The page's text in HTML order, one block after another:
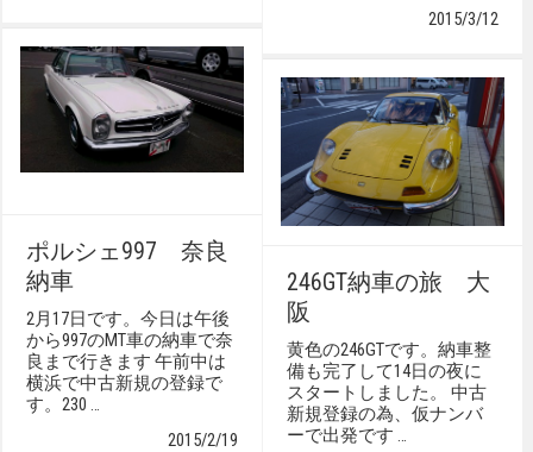
2015/3/12
ポルシェ997 奈良
納車
2月17日です。今日は午後
から997のMT車の納車で奈
良まで行きます 午前中は
横浜で中古新規の登録で
す。230 …
2015/2/19
246GT納車の旅 大
阪
黄色の246GTです。納車整
備も完了して14日の夜に
スタートしました。 中古
新規登録の為、仮ナンバ
ーで出発です …